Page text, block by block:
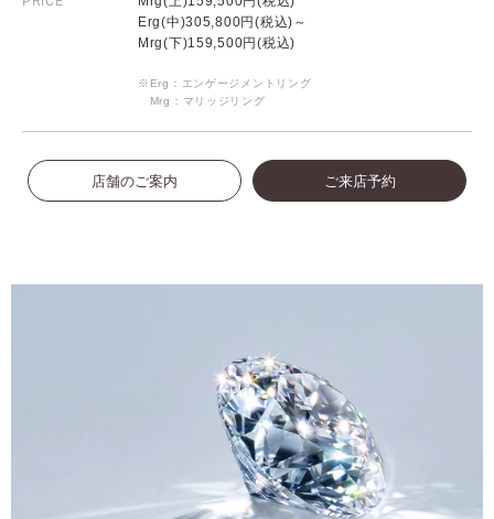
Erg(中)305,800円(税込)～
Mrg(下)159,500円(税込)
※Erg：エンゲージメントリング
Mrg：マリッジリング
店舗のご案内 ご来店予約